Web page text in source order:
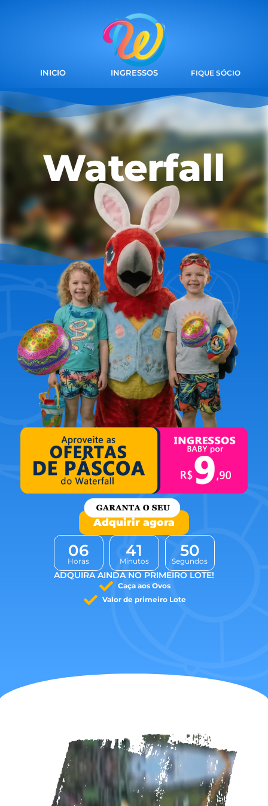
INICIO INGRESSOS FIQUE SÓCIO
Waterfall
Adquirir agora
06
Horas
41
Minutos
49
Segundos
ADQUIRA AINDA NO PRIMEIRO LOTE!
Caça aos Ovos
Valor de primeiro Lote